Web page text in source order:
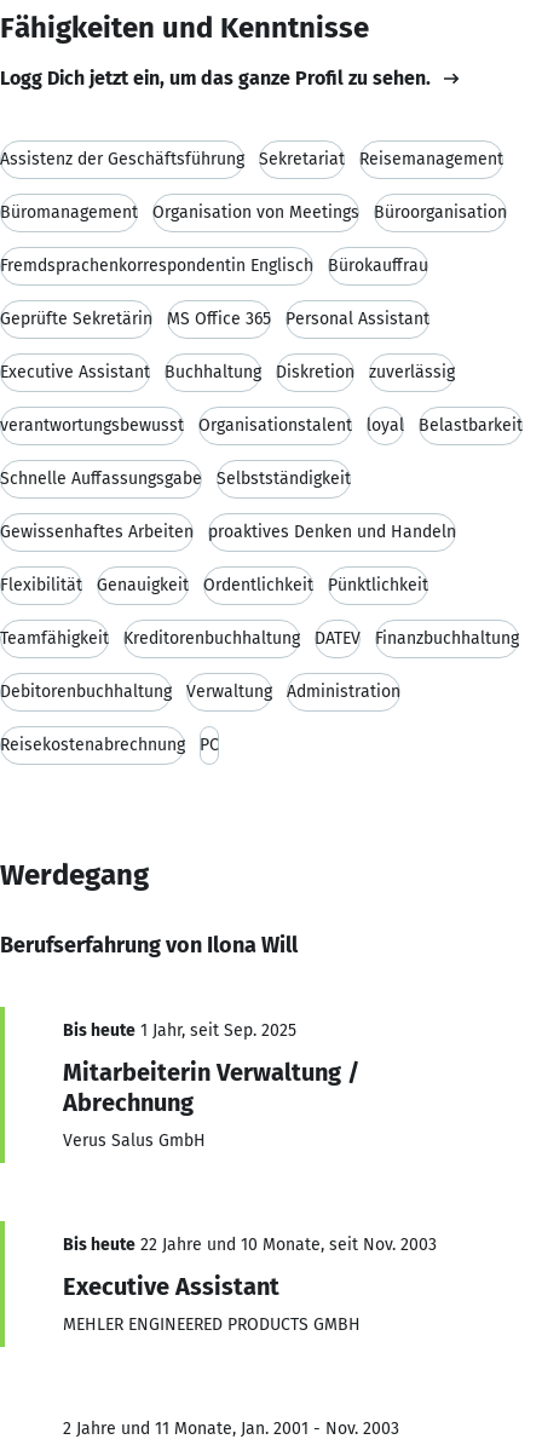
Fähigkeiten und Kenntnisse
Logg Dich jetzt ein, um das ganze Profil zu sehen.
Assistenz der Geschäftsführung Sekretariat Reisemanagement
Büromanagement Organisation von Meetings Büroorganisation
Fremdsprachenkorrespondentin Englisch Bürokauffrau
Geprüfte Sekretärin MS Office 365 Personal Assistant
Executive Assistant Buchhaltung Diskretion zuverlässig
verantwortungsbewusst Organisationstalent loyal Belastbarkeit
Schnelle Auffassungsgabe Selbstständigkeit
Gewissenhaftes Arbeiten proaktives Denken und Handeln
Flexibilität Genauigkeit Ordentlichkeit Pünktlichkeit
Teamfähigkeit Kreditorenbuchhaltung DATEV Finanzbuchhaltung
Debitorenbuchhaltung Verwaltung Administration
Reisekostenabrechnung PC
Werdegang
Berufserfahrung von Ilona Will
Bis heute 1 Jahr, seit Sep. 2025
Mitarbeiterin Verwaltung /
Abrechnung
Verus Salus GmbH
Bis heute 22 Jahre und 10 Monate, seit Nov. 2003
Executive Assistant
MEHLER ENGINEERED PRODUCTS GMBH
2 Jahre und 11 Monate, Jan. 2001 - Nov. 2003